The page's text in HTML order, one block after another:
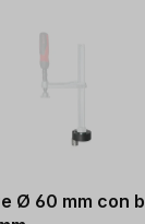
Ø 60 mm con